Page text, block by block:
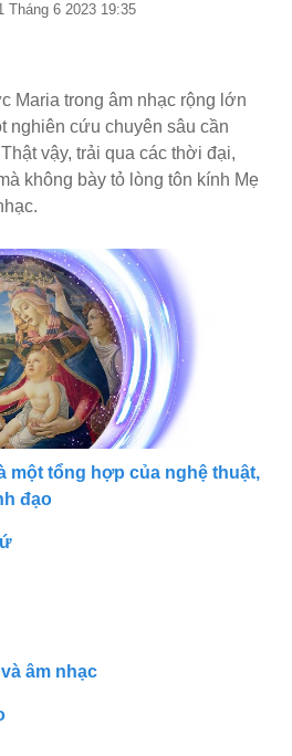
6 2023 19:35
Maria trong âm nhạc rộng lớn
nghiên cứu chuyên sâu cần
vậy, trải qua các thời đại,
không bày tỏ lòng tôn kính Mẹ
một tổng hợp của nghệ thuật,
đạo
âm nhạc